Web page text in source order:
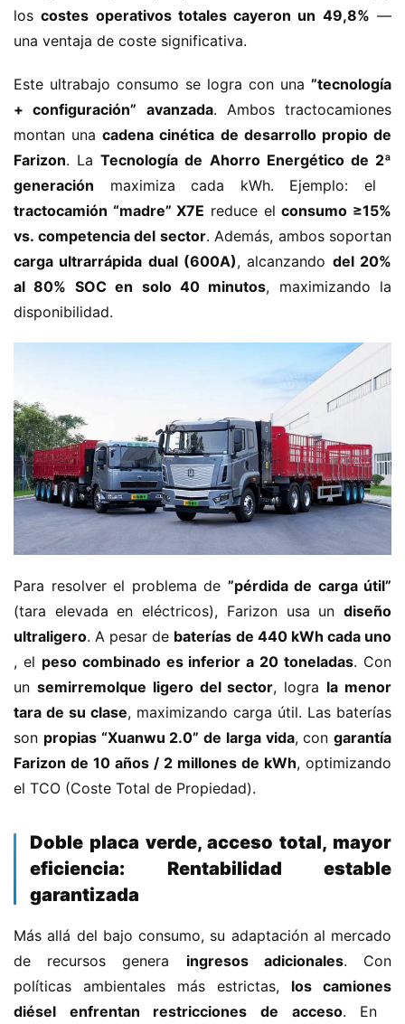
H
o
m
e
n
c
h
i
los ​​costes operativos totales cayeron un 49,8%​ ​ —
una ventaja de coste significativa.
Este ultrabajo consumo se logra con una ​ ​”tecnología
+ configuración” avanzada​​. Ambos tractocamiones
montan una ​​cadena cinética de desarrollo propio de
Farizon​​. La ​​Tecnología de Ahorro Energético de 2ª
generación​ ​ maximiza cada kWh. Ejemplo: el ​
tractocamión “madre” X7E​ ​ reduce el ​​consumo ≥15%
vs. competencia del sector​​. Además, ambos soportan
​carga ultrarrápida dual (600A)​​, alcanzando ​ ​del 20%
al 80% SOC en solo 40 minutos​​, maximizando la
disponibilidad.
Para resolver el problema de ​ ​”pérdida de carga útil”​
(tara elevada en eléctricos), Farizon usa un ​ ​diseño
ultraligero​​. A pesar de ​ ​baterías de 440 kWh cada uno​
, el ​ ​peso combinado es inferior a 20 toneladas​​. Con
un ​ ​semirremolque ligero del sector​​, logra ​ ​la menor
tara de su clase​​, maximizando carga útil. Las baterías
son ​ ​propias “Xuanwu 2.0” de larga vida​​, con ​ ​garantía
Farizon de 10 años / 2 millones de kWh​​, optimizando
el TCO (Coste Total de Propiedad).
​Doble placa verde, acceso total, mayor
eficiencia: Rentabilidad estable
garantizada​
Más allá del bajo consumo, su adaptación al mercado
de recursos genera ​ ​ingresos adicionales​​. Con
políticas ambientales más estrictas, ​ ​los camiones
diésel enfrentan restricciones de acceso​​. En ​